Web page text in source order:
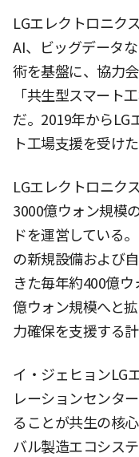
LGエレクトロニク
AI、ビッグデータ
術を基盤に、協力
「共生型スマート
だ。2019年からLG
ト工場支援を受け
LGエレクトロニク
3000億ウォン規模
ドを運営している
の新規設備および
きた毎年約400億
億ウォン規模へと
力確保を支援する計
イ・ジェヒョンLG
レーションセンタ
ることが共生の核
バル製造エコシス